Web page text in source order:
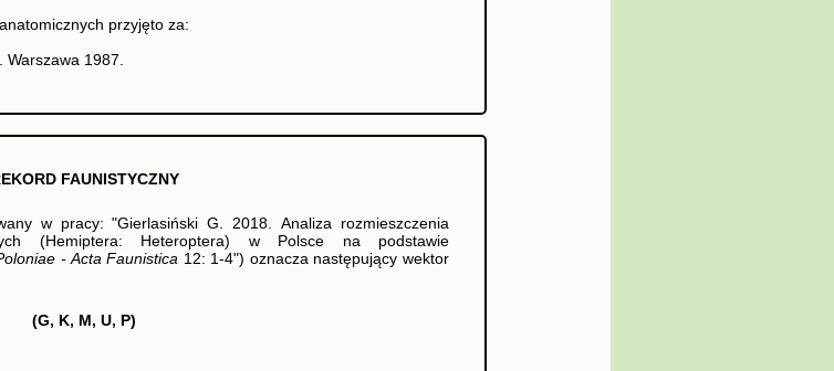
przyjęto za:
1987.
FAUNISTYCZNY
w pracy: "Gierlasiński G. 2018. Analiza rozmieszczenia
(Hemiptera: Heteroptera) w Polsce na podstawie
- Acta Faunistica 12: 1-4") oznacza następujący wektor
(G, K, M, U, P)